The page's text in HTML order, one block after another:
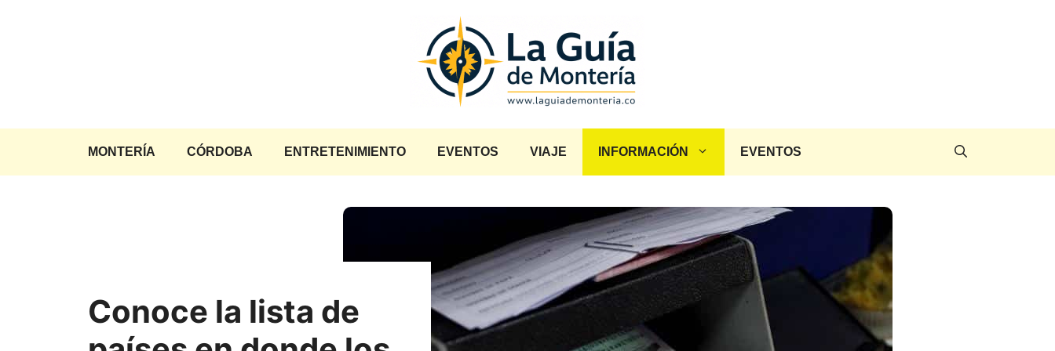
MONTERÍA CÓRDOBA ENTRETENIMIENTO EVENTOS VIAJE INFORMACIÓN EVENTOS
Conoce la lista de